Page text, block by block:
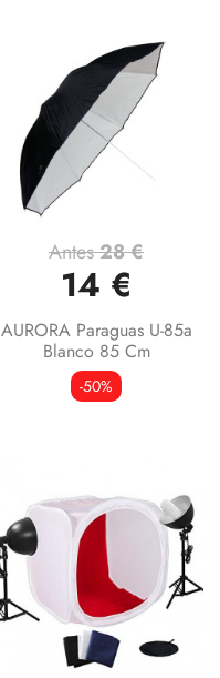
Antes28 €
14 €
AURORA Paraguas U-85a
Blanco 85 Cm
-50%